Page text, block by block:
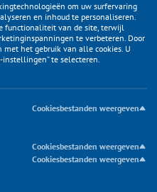
om uw surfervaring
en inhoud te personaliseren.
functionaliteit van de site, terwijl
te verbeteren. Door
met het gebruik van alle cookies. U
instellingen” te selecteren.
Cookiesbestanden weergeven
Cookiesbestanden weergeven
Cookiesbestanden weergeven